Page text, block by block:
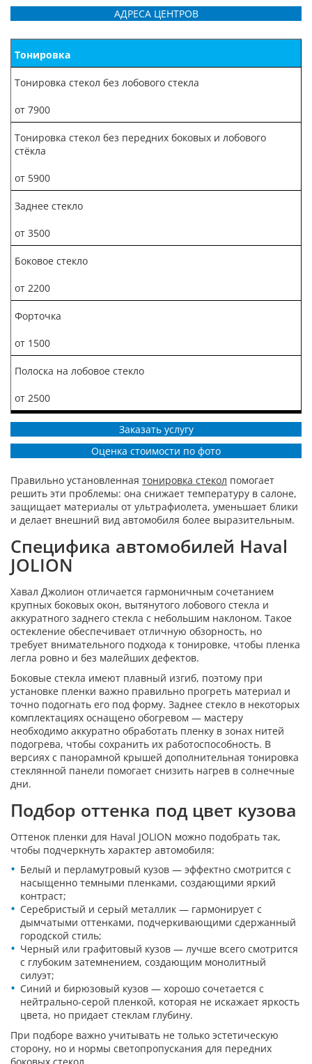
АДРЕСА ЦЕНТРОВ
Тонировка
Тонировка стекол без лобового стекла
от 7900
Тонировка стекол без передних боковых и лобового
стёкла
от 5900
Заднее стекло
от 3500
Боковое стекло
от 2200
Форточка
от 1500
Полоска на лобовое стекло
от 2500
Заказать услугу
Оценка стоимости по фото
Правильно установленная тонировка стекол помогает
решить эти проблемы: она снижает температуру в салоне,
защищает материалы от ультрафиолета, уменьшает блики
и делает внешний вид автомобиля более выразительным.
Специфика автомобилей Haval
JOLION
Хавал Джолион отличается гармоничным сочетанием
крупных боковых окон, вытянутого лобового стекла и
аккуратного заднего стекла с небольшим наклоном. Такое
остекление обеспечивает отличную обзорность, но
требует внимательного подхода к тонировке, чтобы пленка
легла ровно и без малейших дефектов.
Боковые стекла имеют плавный изгиб, поэтому при
установке пленки важно правильно прогреть материал и
точно подогнать его под форму. Заднее стекло в некоторых
комплектациях оснащено обогревом — мастеру
необходимо аккуратно обработать пленку в зонах нитей
подогрева, чтобы сохранить их работоспособность. В
версиях с панорамной крышей дополнительная тонировка
стеклянной панели помогает снизить нагрев в солнечные
дни.
Подбор оттенка под цвет кузова
Оттенок пленки для Haval JOLION можно подобрать так,
чтобы подчеркнуть характер автомобиля:
Белый и перламутровый кузов — эффектно смотрится с
насыщенно темными пленками, создающими яркий
контраст;
Серебристый и серый металлик — гармонирует с
дымчатыми оттенками, подчеркивающими сдержанный
городской стиль;
Черный или графитовый кузов — лучше всего смотрится
с глубоким затемнением, создающим монолитный
силуэт;
Синий и бирюзовый кузов — хорошо сочетается с
нейтрально-серой пленкой, которая не искажает яркость
цвета, но придает стеклам глубину.
При подборе важно учитывать не только эстетическую
сторону, но и нормы светопропускания для передних